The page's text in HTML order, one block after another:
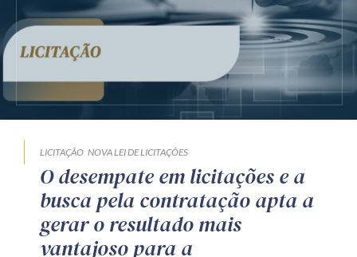
LICITAÇÃO NOVA LEI DE LICITAÇÕES
O desempate em licitações e a
busca pela contratação apta a
gerar o resultado mais
vantajoso para a